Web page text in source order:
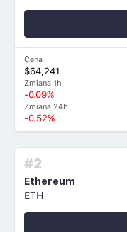
Cena
$64,241
Zmiana 1h
-0.09%
Zmiana 24h
-0.52%
#2
Ethereum
ETH